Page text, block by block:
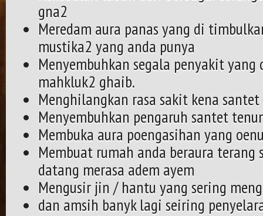
gna2
Meredam aura panas yang di
mustika2 yang anda punya
Menyembuhkan segala penyakit
mahkluk2 ghaib.
Menghilangkan rasa sakit kena santet
Menyembuhkan pengaruh santet
Membuka aura poengasihan yang
Membuat rumah anda beraura terang
datang merasa adem ayem
Mengusir jin / hantu yang sering
dan amsih banyk lagi seiring